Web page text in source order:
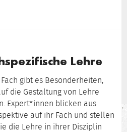
Lehre
gibt es Besonderheiten,
die Gestaltung von Lehre
Expert*innen blicken aus
auf ihr Fach und stellen
die Lehre in ihrer Disziplin